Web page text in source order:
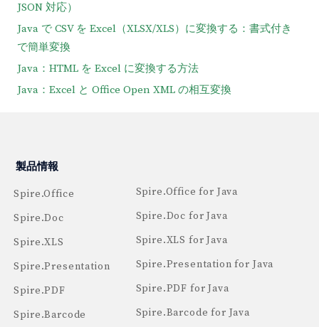
JSON 対応）
Java で CSV を Excel（XLSX/XLS）に変換する：書式付き
で簡単変換
Java：HTML を Excel に変換する方法
Java：Excel と Office Open XML の相互変換
製品情報
Spire.Office
Spire.Doc
Spire.XLS
Spire.Presentation
Spire.PDF
Spire.Barcode
Spire.Office for Java
Spire.Doc for Java
Spire.XLS for Java
Spire.Presentation for Java
Spire.PDF for Java
Spire.Barcode for Java